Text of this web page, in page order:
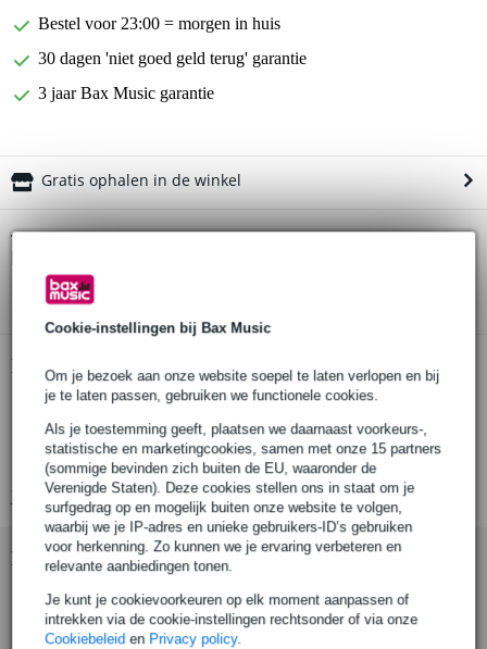
Cookie-instellingen bij Bax Music
Om je bezoek aan onze website soepel te laten verlopen en bij
je te laten passen, gebruiken we functionele cookies.
Als je toestemming geeft, plaatsen we daarnaast voorkeurs-,
statistische en marketingcookies, samen met onze 15 partners
(sommige bevinden zich buiten de EU, waaronder de
Verenigde Staten). Deze cookies stellen ons in staat om je
surfgedrag op en mogelijk buiten onze website te volgen,
waarbij we je IP-adres en unieke gebruikers-ID’s gebruiken
voor herkenning. Zo kunnen we je ervaring verbeteren en
relevante aanbiedingen tonen.
Je kunt je cookievoorkeuren op elk moment aanpassen of
intrekken via de cookie-instellingen rechtsonder of via onze
Cookiebeleid en Privacy policy.
Bestel voor 23:00 = morgen in huis
30 dagen 'niet goed geld terug' garantie
3 jaar Bax Music garantie
Gratis ophalen in de winkel
Twijfel je of de Blackstar FLY 3 Bass 3 Watt mini
Productinformatie
Blackstar FLY 3 Bass
mini basgitaarversterker
ook bruikbaar voor pc en mp3-speler
Bekijk alle productspecificaties
Bekijk ook eens (1)